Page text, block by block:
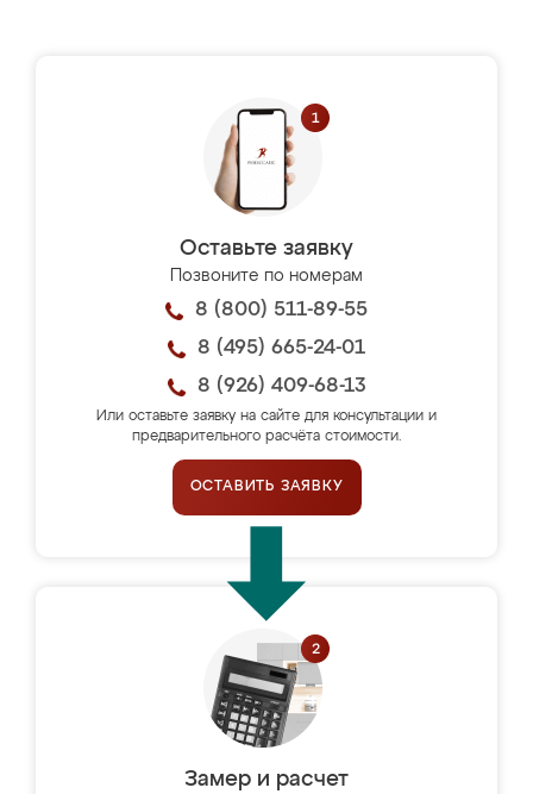
Оставьте заявку
Позвоните по номерам
8 (800) 511-89-55
8 (495) 665-24-01
8 (926) 409-68-13
Или оставьте заявку на сайте для консультации и
предварительного расчёта стоимости.
ОСТАВИТЬ ЗАЯВКУ
Замер и расчет